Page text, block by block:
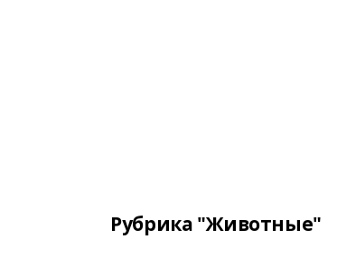
Рубрика "Животные"